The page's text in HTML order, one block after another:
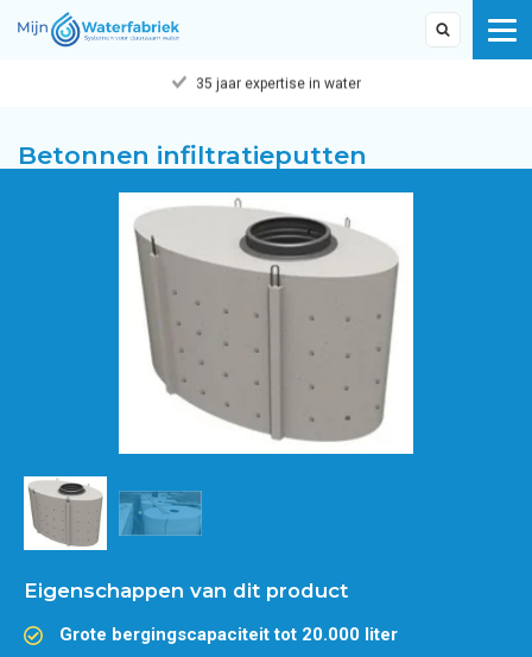
35 jaar expertise in water
Betonnen infiltratieputten
Eigenschappen van dit product
Grote bergingscapaciteit tot 20.000 liter